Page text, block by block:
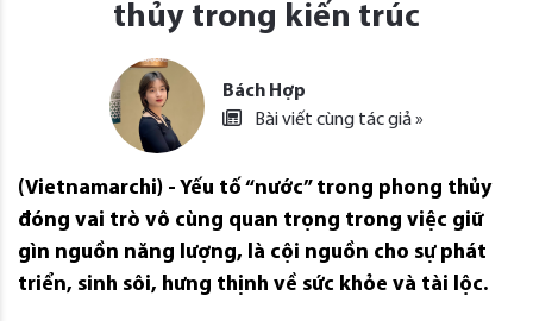
thủy trong kiến trúc
Bách Hợp
Bài viết cùng tác giả »
(Vietnamarchi) - Yếu tố “nước” trong phong thủy
đóng vai trò vô cùng quan trọng trong việc giữ
gìn nguồn năng lượng, là cội nguồn cho sự phát
triển, sinh sôi, hưng thịnh về sức khỏe và tài lộc.